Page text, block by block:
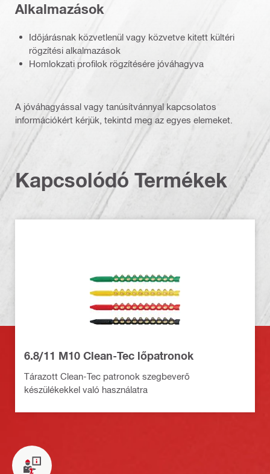
Alkalmazások
Időjárásnak közvetlenül vagy közvetve kitett kültéri
rögzítési alkalmazások
Homlokzati profilok rögzítésére jóváhagyva
A jóváhagyással vagy tanúsítvánnyal kapcsolatos
információkért kérjük, tekintd meg az egyes elemeket.
Kapcsolódó Termékek
6.8/11 M10 Clean-Tec lőpatronok
Tárazott Clean-Tec patronok szegbeverő
készülékekkel való használatra